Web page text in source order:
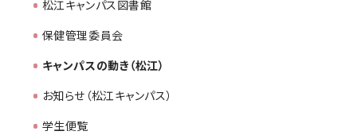
松江キャンパス図書館
保健管理委員会
キャンパスの動き（松江）
お知らせ（松江キャンパス）
学生便覧